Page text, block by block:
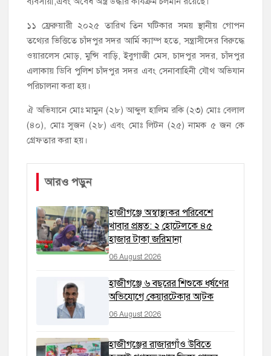
১১ ফ্রেরুয়ারী ২০২৫ তারিখ তিন ঘটিকার সময় স্থানীয় গোপন
তথ্যের ভিত্তিতে চাঁদপুর সদর আর্মি ক্যাম্প হতে, সন্ত্রাসীদের বিরুদ্ধে
ওয়ারলেস মোড়, মুন্সি বাড়ি, ইবুগাজী মেস, চাদপুর সদর, চাঁদপুর
এলাকায় ডিবি পুলিশ চাঁদপুর সদর এবং সেনাবাহিনী যৌথ অভিযান
পরিচালনা করা হয়।
ঐ অভিযানে মোঃ মামুন (২৮) আব্দুল হালিম রকি (২৩) মোঃ বেলাল
(৪০), মোঃ সুজন (২৮) এবং মোঃ লিটন (২৫) নামক ৫ জন কে
গ্রেফতার করা হয়।
আরও পড়ুন
হাজীগঞ্জে অস্বাস্থ্যকর পরিবেশে
খাবার প্রস্তুত: ২ হোটেলকে ৪৫
হাজার টাকা জরিমানা
06 August 2026
হাজীগঞ্জে ৬ বছরের শিশুকে ধর্ষণের
অভিযোগে কেয়ারটেকার আটক
06 August 2026
হাজীগঞ্জের রাজারগাঁও উবিতে